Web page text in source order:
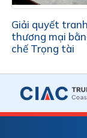
Giải quyết
thương mại
chế Trọng tài